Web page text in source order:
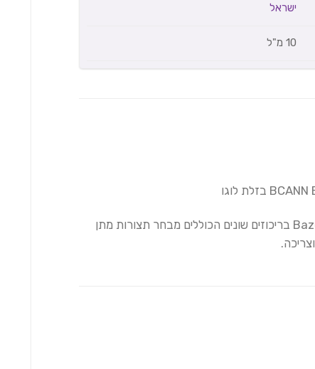
ישראל
10 מ"ל
כל מוצרי הקנאביס של חברת בזלת Bazelet בריכוזים שונים הכוללים מבחר תצורות מתן
וצריכה.